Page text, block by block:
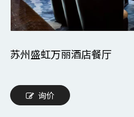
苏州盛虹万丽酒店餐厅
询价